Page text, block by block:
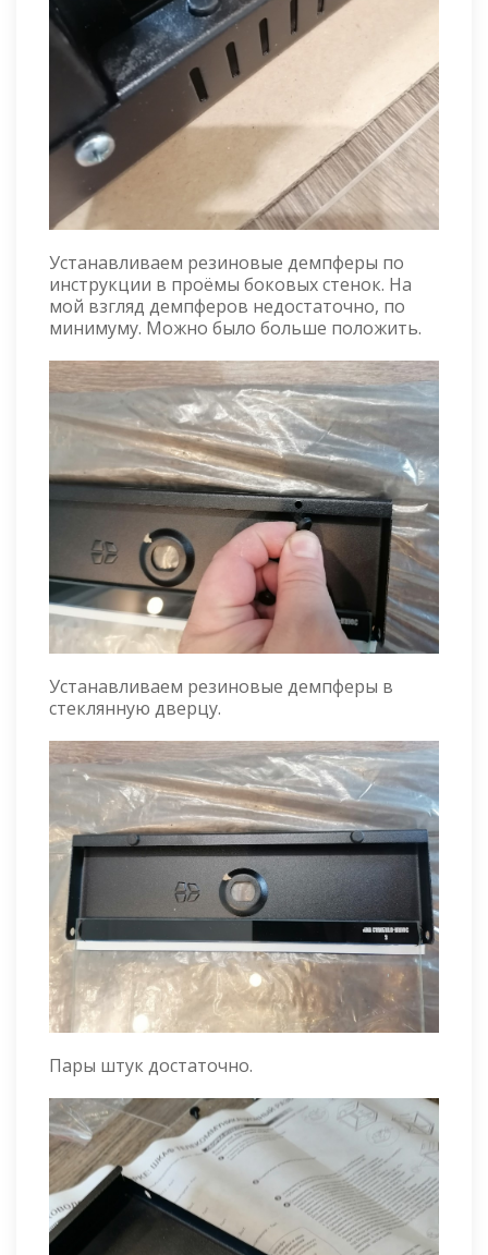
Устанавливаем резиновые демпферы по
инструкции в проёмы боковых стенок. На
мой взгляд демпферов недостаточно, по
минимуму. Можно было больше положить.
Устанавливаем резиновые демпферы в
стеклянную дверцу.
Пары штук достаточно.